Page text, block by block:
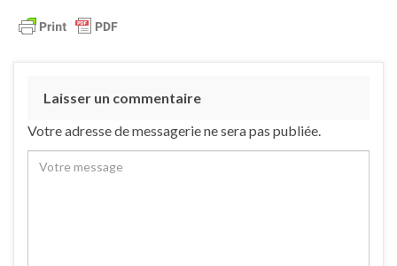
Laisser un commentaire
Votre adresse de messagerie ne sera pas publiée.